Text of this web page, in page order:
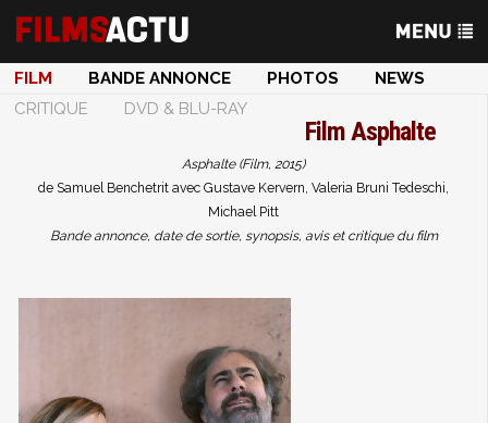
FILM BANDE ANNONCE PHOTOS
NEWS
CRITIQUE
DVD & BLU-RAY
FilmAsphalte
Asphalte (Film, 2015)
de Samuel Benchetrit avec Gustave Kervern, Valeria Bruni Tedeschi,
Michael Pitt
Bande annonce, date de sortie, synopsis, avis et critique du film